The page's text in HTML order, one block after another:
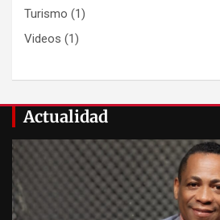
Turismo (1)
Videos (1)
Actualidad